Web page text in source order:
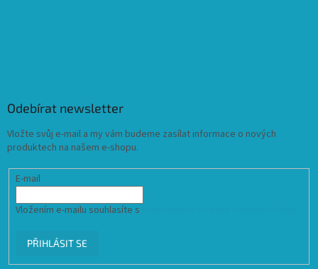
Odebírat newsletter
Vložte svůj e-mail a my vám budeme zasílat informace o nových
produktech na našem e-shopu.
E-mail
Vložením e-mailu souhlasíte s
PŘIHLÁSIT SE